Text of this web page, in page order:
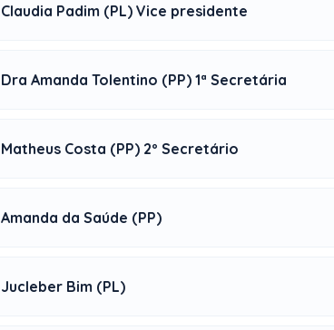
Claudia Padim (PL) Vice presidente
Dra Amanda Tolentino (PP) 1ª Secretária
Matheus Costa (PP) 2º Secretário
Amanda da Saúde (PP)
Jucleber Bim (PL)